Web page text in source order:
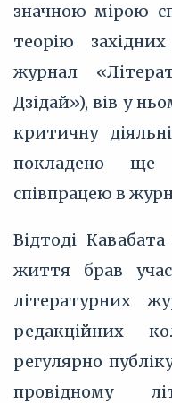
значною мірою
теорію
журнал
Дзідай»), вів у
критичну
покладено ще
співпрацею в
Відтоді
життя брав
літературних
редакційних
регулярно
провідному